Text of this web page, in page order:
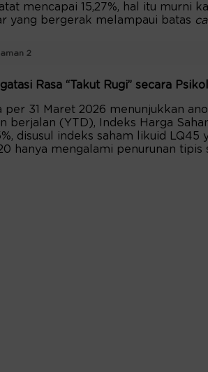
mencapai 15,27%, hal itu murni
yang bergerak melampaui batas
2
Rasa “Takut Rugi” secara
per 31 Maret 2026 menunjukkan
berjalan (YTD), Indeks Harga
disusul indeks saham likuid
hanya mengalami penurunan tipis